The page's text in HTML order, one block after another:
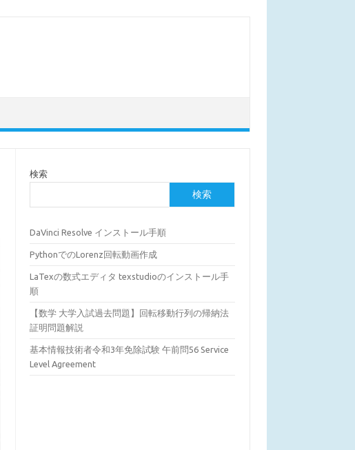
検索
検索
DaVinci Resolve インストール手順
PythonでのLorenz回転動画作成
LaTexの数式エディタ texstudioのインストール手
順
【数学 大学入試過去問題】回転移動行列の帰納法
証明問題解説
基本情報技術者令和3年免除試験 午前問56 Service
Level Agreement